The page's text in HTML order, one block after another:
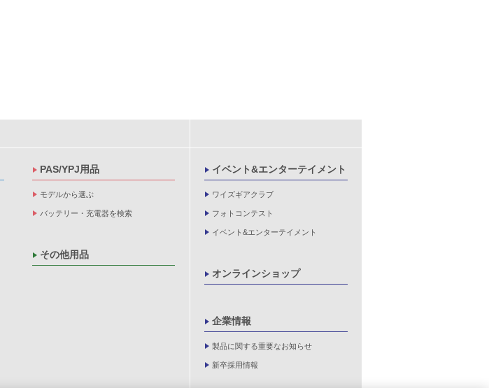
PAS/YPJ用品
モデルから選ぶ
バッテリー・充電器を検索
その他用品
イベント&エンターテイメント
ワイズギアクラブ
フォトコンテスト
イベント&エンターテイメント
オンラインショップ
企業情報
製品に関する重要なお知らせ
新卒採用情報